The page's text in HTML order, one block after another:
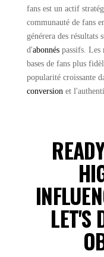
fans est un actif
communauté de fans
générera des
d'abonnéspassifs. Les
bases de fans plus
popularité croissante
conversionet
LET'S